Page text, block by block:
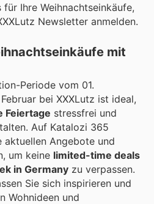
Ihre Weihnachtseinkäufe,
Newsletter anmelden.
mit
Periode vom 01.
bei XXXLutz ist ideal,
Feiertage stressfrei und
Auf Katalozi 365
aktuellen Angebote und
um keine limited-time deals
in Germany zu verpassen.
Sie sich inspirieren und
Wohnideen und